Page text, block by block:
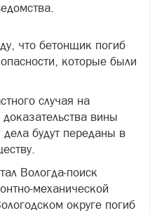
что бетонщик погиб
которые были
случая на
вины
будут переданы в
Вологда-поиск
механической
округе погиб